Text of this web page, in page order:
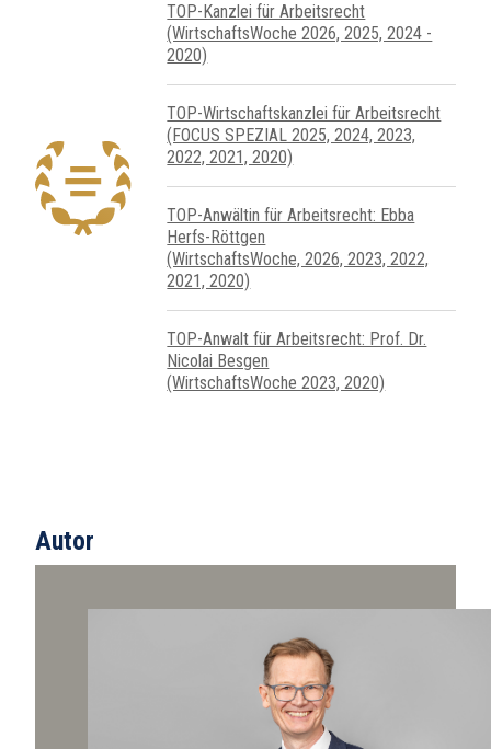
TOP-Kanzlei für Arbeitsrecht
(WirtschaftsWoche 2026, 2025, 2024 -
2020)
TOP-Wirtschafts­kanzlei für Arbeits­recht
(FOCUS SPEZIAL 2025, 2024, 2023,
2022, 2021, 2020)
TOP-Anwältin für Arbeitsrecht: Ebba
Herfs-Röttgen
(WirtschaftsWoche, 2026, 2023, 2022,
2021, 2020)
TOP-Anwalt für Arbeitsrecht: Prof. Dr.
Nicolai Besgen
(WirtschaftsWoche 2023, 2020)
Autor